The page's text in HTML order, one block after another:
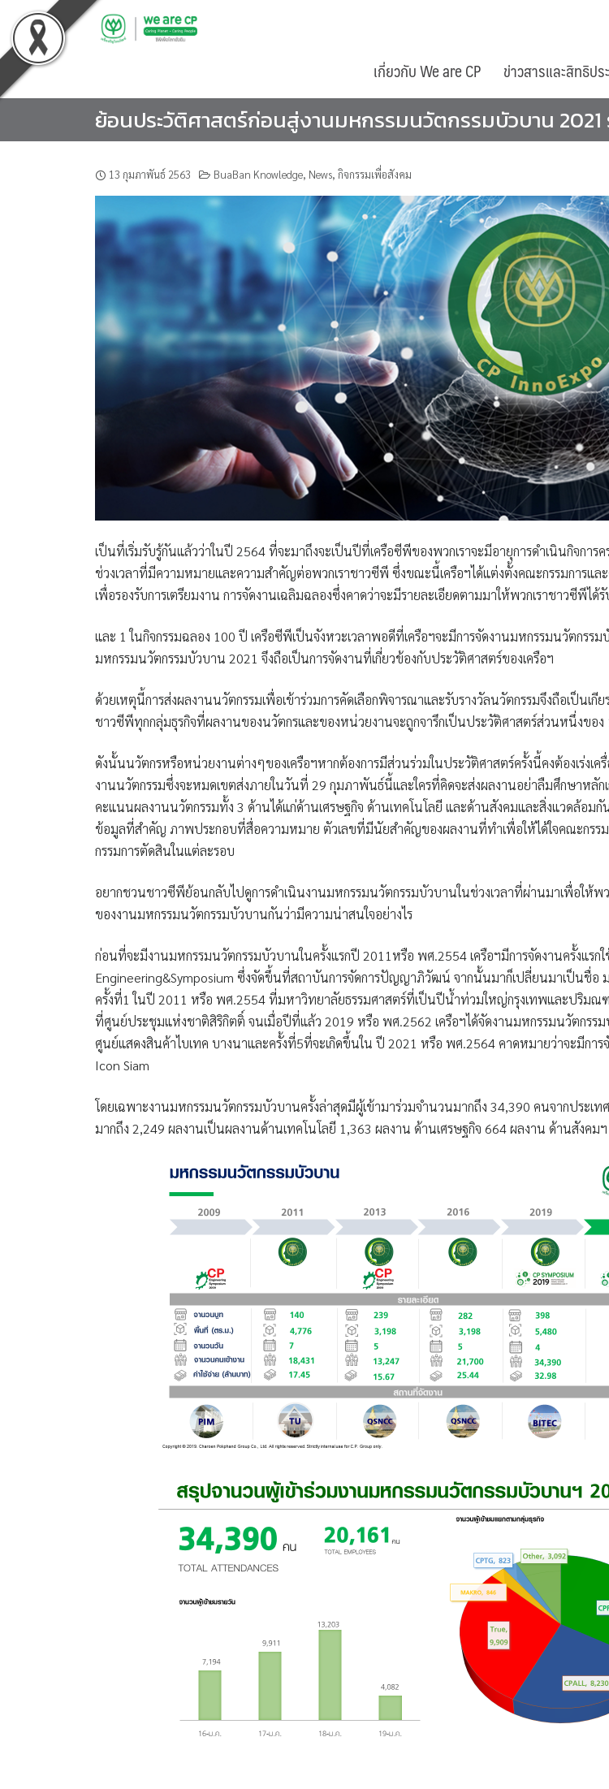
to
content
เกี่ยวกับ We are CP ข่าวสารและสิทธิปร
ย้อนประวัติศาสตร์ก่อนสู่งานมหกรรมนวัตกรรมบัวบาน 2021
13 กุมภาพันธ์ 2563 BuaBan Knowledge, News, กิจกรรมเพื่อสังคม
เป็นที่เริ่มรับรู้กันแล้วว่าในปี 2564 ที่จะมาถึงจะเป็นปีที่เครือซีพีของพวกเราจะมีอายุการดำเนินกิจการ
ช่วงเวลาที่มีความหมายและความสำคัญต่อพวกเราชาวซีพี ซึ่งขณะนี้เครือฯได้แต่งตั้งคณะกรรมการแ
เพื่อรองรับการเตรียมงาน การจัดงานเฉลิมฉลองซึ่งคาดว่าจะมีรายละเอียดตามมาให้พวกเราชาวซีพีไ
และ 1 ในกิจกรรมฉลอง 100 ปี เครือซีพีเป็นจังหวะเวลาพอดีที่เครือฯจะมีการจัดงานมหกรรมนวัตกรร
มหกรรมนวัตกรรมบัวบาน 2021 จึงถือเป็นการจัดงานที่เกี่ยวข้องกับประวัติศาสตร์ของเครือฯ
ด้วยเหตุนี้การส่งผลงานนวัตกรรมเพื่อเข้าร่วมการคัดเลือกพิจารณาและรับรางวัลนวัตกรรมจึงถือเป็นเกี
ชาวซีพีทุกกลุ่มธุรกิจที่ผลงานของนวัตกรและของหน่วยงานจะถูกจารึกเป็นประวัติศาสตร์ส่วนหนึ่งของ
ดังนั้นนวัตกรหรือหน่วยงานต่างๆของเครือฯหากต้องการมีส่วนร่วมในประวัติศาสตร์ครั้งนี้คงต้องเร่งเค
งานนวัตกรรมซึ่งจะหมดเขตส่งภายในวันที่ 29 กุมภาพันธ์นี้และใครที่คิดจะส่งผลงานอย่าลืมศึกษาหลั
คะแนนผลงานนวัตกรรมทั้ง 3 ด้านได้แก่ด้านเศรษฐกิจ ด้านเทคโนโลยี และด้านสังคมและสิ่งแวดล้อมกั
ข้อมูลที่สำคัญ ภาพประกอบที่สื่อความหมาย ตัวเลขที่มีนัยสำคัญของผลงานที่ทำเพื่อให้ได้ใจคณะกรร
กรรมการตัดสินในแต่ละรอบ
อยากชวนชาวซีพีย้อนกลับไปดูการดำเนินงานมหกรรมนวัตกรรมบัวบานในช่วงเวลาที่ผ่านมาเพื่อให้พว
ของงานมหกรรมนวัตกรรมบัวบานกันว่ามีความน่าสนใจอย่างไร
ก่อนที่จะมีงานมหกรรมนวัตกรรมบัวบานในครั้งแรกปี 2011หรือ พศ.2554 เครือฯมีการจัดงานครั้งแรกใ
Engineering&Symposium ซึ่งจัดขึ้นที่สถาบันการจัดการปัญญาภิวัฒน์ จากนั้นมาก็เปลี่ยนมาเป็นชื่อ
ครั้งที่1 ในปี 2011 หรือ พศ.2554 ที่มหาวิทยาลัยธรรมศาสตร์ที่เป็นปีน้ำท่วมใหญ่กรุงเทพและปริมณ
ที่ศูนย์ประชุมแห่งชาติสิริกิตติ์ จนเมื่อปีที่แล้ว 2019 หรือ พศ.2562 เครือฯได้จัดงานมหกรรมนวัตกรร
ศูนย์แสดงสินค้าไบเทค บางนาและครั้งที่5ที่จะเกิดขึ้นใน ปี 2021 หรือ พศ.2564 คาดหมายว่าจะมีกา
Icon Siam
โดยเฉพาะงานมหกรรมนวัตกรรมบัวบานครั้งล่าสุดมีผู้เข้ามาร่วมจำนวนมากถึง 34,390 คนจากประเ
มากถึง 2,249 ผลงานเป็นผลงานด้านเทคโนโลยี 1,363 ผลงาน ด้านเศรษฐกิจ 664 ผลงาน ด้านสังคม